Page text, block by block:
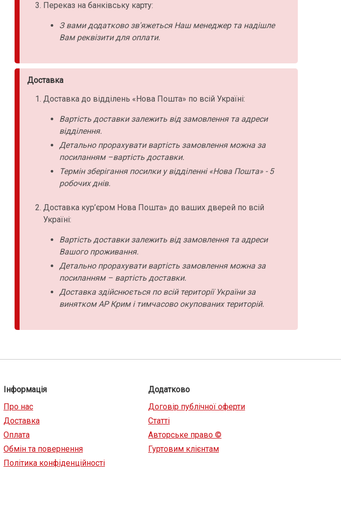
Переказ на банківську карту:
З вами додатково зв'яжеться Наш менеджер та надішле
Вам реквізити для оплати.
Доставка
Доставка до відділень «Нова Пошта» по всій Україні:
Вартість доставки залежить від замовлення та адреси
відділення.
Детально прорахувати вартість замовлення можна за
посиланням –вартість доставки.
Термін зберігання посилки у відділенні «Нова Пошта» - 5
робочих днів.
Доставка кур’єром Нова Пошта» до ваших дверей по всій
Україні:
Вартість доставки залежить від замовлення та адреси
Вашого проживання.
Детально прорахувати вартість замовлення можна за
посиланням – вартість доставки.
Доставка здійснюється по всій території України за
винятком АР Крим і тимчасово окупованих територій.
Інформація
Про нас
Доставка
Оплата
Обмін та повернення
Політика конфіденційності
Додатково
Договір публічної оферти
Статті
Авторське право ©
Гуртовим клієнтам